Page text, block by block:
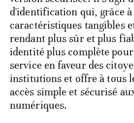
d'identification qui, grâce à
caractéristiques tangibles
rendant plus sûr et plus
identité plus complète
service en faveur des
institutions et offre à tous
accès simple et sécurisé
numériques.